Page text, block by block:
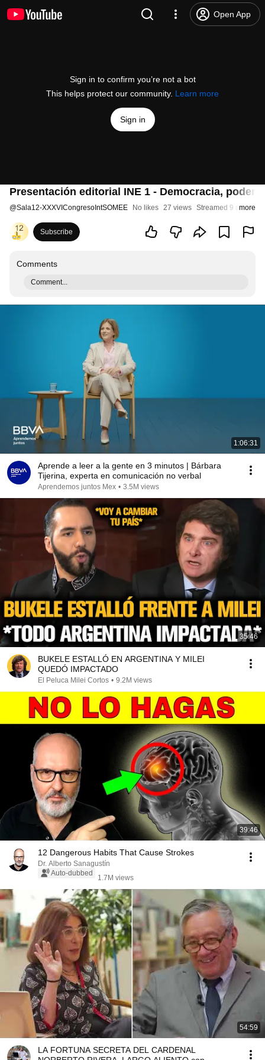
Open App
Sign in to confirm you’re not a bot
This helps protect our community. Learn more
Sign in
Presentación editorial INE 1 - Democracia,
@Sala12-XXXVICongresoIntSOMEE No likes 27 views Streamed 9 months
more
Subscribe
Comments
Comment...
1:06:31
Aprende a leer a la gente en 3 minutos | Bárbara
Tijerina, experta en comunicación no verbal
Aprendemos juntos Mex • 3.5M views
35:46
BUKELE ESTALLÓ EN ARGENTINA Y MILEI
QUEDÓ IMPACTADO
El Peluca Milei Cortos • 9.2M views
39:46
12 Dangerous Habits That Cause Strokes
Dr. Alberto Sanagustín
Auto-dubbed
1.7M views
54:59
LA FORTUNA SECRETA DEL CARDENAL